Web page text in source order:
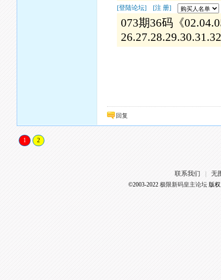
[登陆论坛] [注 册]
073期36码《
回复
1 2
联系我们 无
©2003-2022 极限新码皇主论坛版权